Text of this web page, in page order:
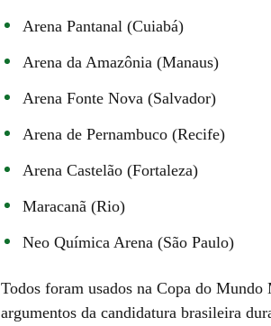
Arena Pantanal (Cuiabá)
Arena da Amazônia (Manaus)
Arena Fonte Nova (Salvador)
Arena de Pernambuco (Recife)
Arena Castelão (Fortaleza)
Maracanã (Rio)
Neo Química Arena (São Paulo)
Todos foram usados na Copa do
argumentos da candidatura brasileira